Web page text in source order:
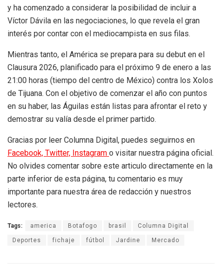
y ha comenzado a considerar la posibilidad de incluir a
Víctor Dávila en las negociaciones, lo que revela el gran
interés por contar con el mediocampista en sus filas.
Mientras tanto, el América se prepara para su debut en el
Clausura 2026, planificado para el próximo 9 de enero a las
21:00 horas (tiempo del centro de México) contra los Xolos
de Tijuana. Con el objetivo de comenzar el año con puntos
en su haber, las Águilas están listas para afrontar el reto y
demostrar su valía desde el primer partido.
Gracias por leer Columna Digital, puedes seguirnos en
Facebook, Twitter, Instagram o visitar nuestra página oficial.
No olvides comentar sobre este articulo directamente en la
parte inferior de esta página, tu comentario es muy
importante para nuestra área de redacción y nuestros
lectores.
Tags: america Botafogo brasil Columna Digital
Deportes fichaje fútbol Jardine Mercado